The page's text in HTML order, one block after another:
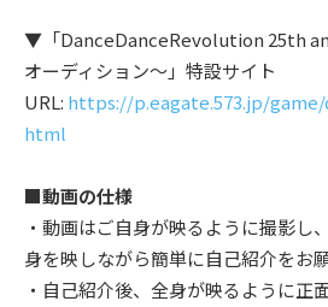
▼「DanceDanceRevolution 25th
オーディション～」特設サイト
URL: https://p.eagate.573.jp/
html
■動画の仕様
・動画はご自身が映るように撮影し
身を映しながら簡単に自己紹介をお
・自己紹介後、全身が映るように正